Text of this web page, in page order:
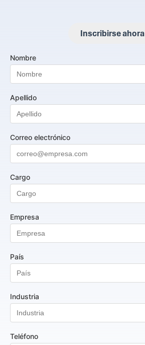
Inscribirse ahora
Nombre
Apellido
Correo electrónico
Cargo
Empresa
País
Industria
Teléfono